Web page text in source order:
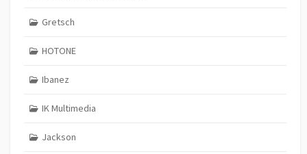
Gretsch
HOTONE
Ibanez
IK Multimedia
Jackson